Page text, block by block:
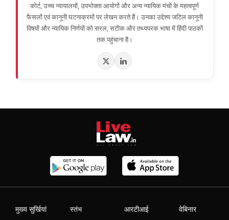
कोर्ट, उच्च न्यायालयों, उपभोक्ता आयोगों और अन्य न्यायिक मंचों के महत्वपूर्ण
फैसलों एवं कानूनी घटनाक्रमों पर लेखन करते हैं। उनका उद्देश्य जटिल कानूनी
विषयों और न्यायिक निर्णयों को सरल, सटीक और तथ्यपरक भाषा में हिंदी पाठकों
तक पहुंचाना है।
मुख्य सुर्खियां स्तंभ आरटीआई वेबिनार